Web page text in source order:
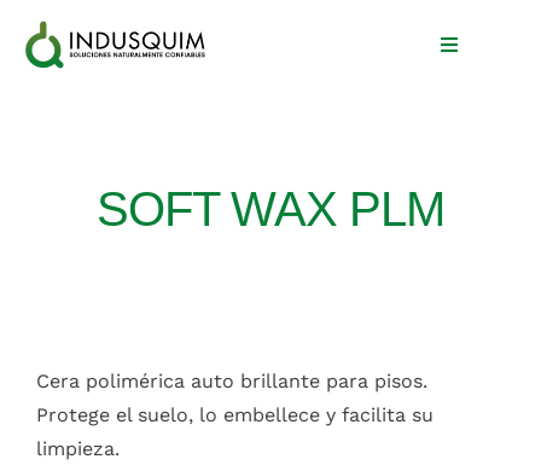
Toggle
Contacto
SOFT WAX PLM
Cera polimérica auto brillante para pisos.
Protege el suelo, lo embellece y facilita su
limpieza.